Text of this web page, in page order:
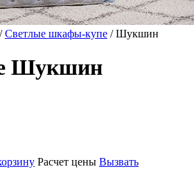
/Светлые шкафы-купе / Шукшин
Шукшин
Расчет цены Вызвать